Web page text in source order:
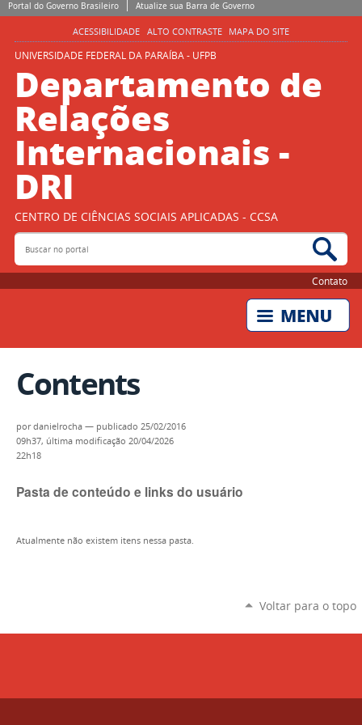
Portal do Governo Brasileiro Atualize sua Barra de Governo
ACESSIBILIDADE ALTO CONTRASTE MAPA DO SITE
UNIVERSIDADE FEDERAL DA PARAÍBA - UFPB
Departamento de
Relações
Internacionais -
DRI
CENTRO DE CIÊNCIAS SOCIAIS APLICADAS - CCSA
Buscar no portal
Contato
Contents
pordanielrocha — publicado 25/02/2016
09h37, última modificação 20/04/2026
22h18
Pasta de conteúdo e links do usuário
Atualmente não existem itens nessa pasta.
Voltar para o topo